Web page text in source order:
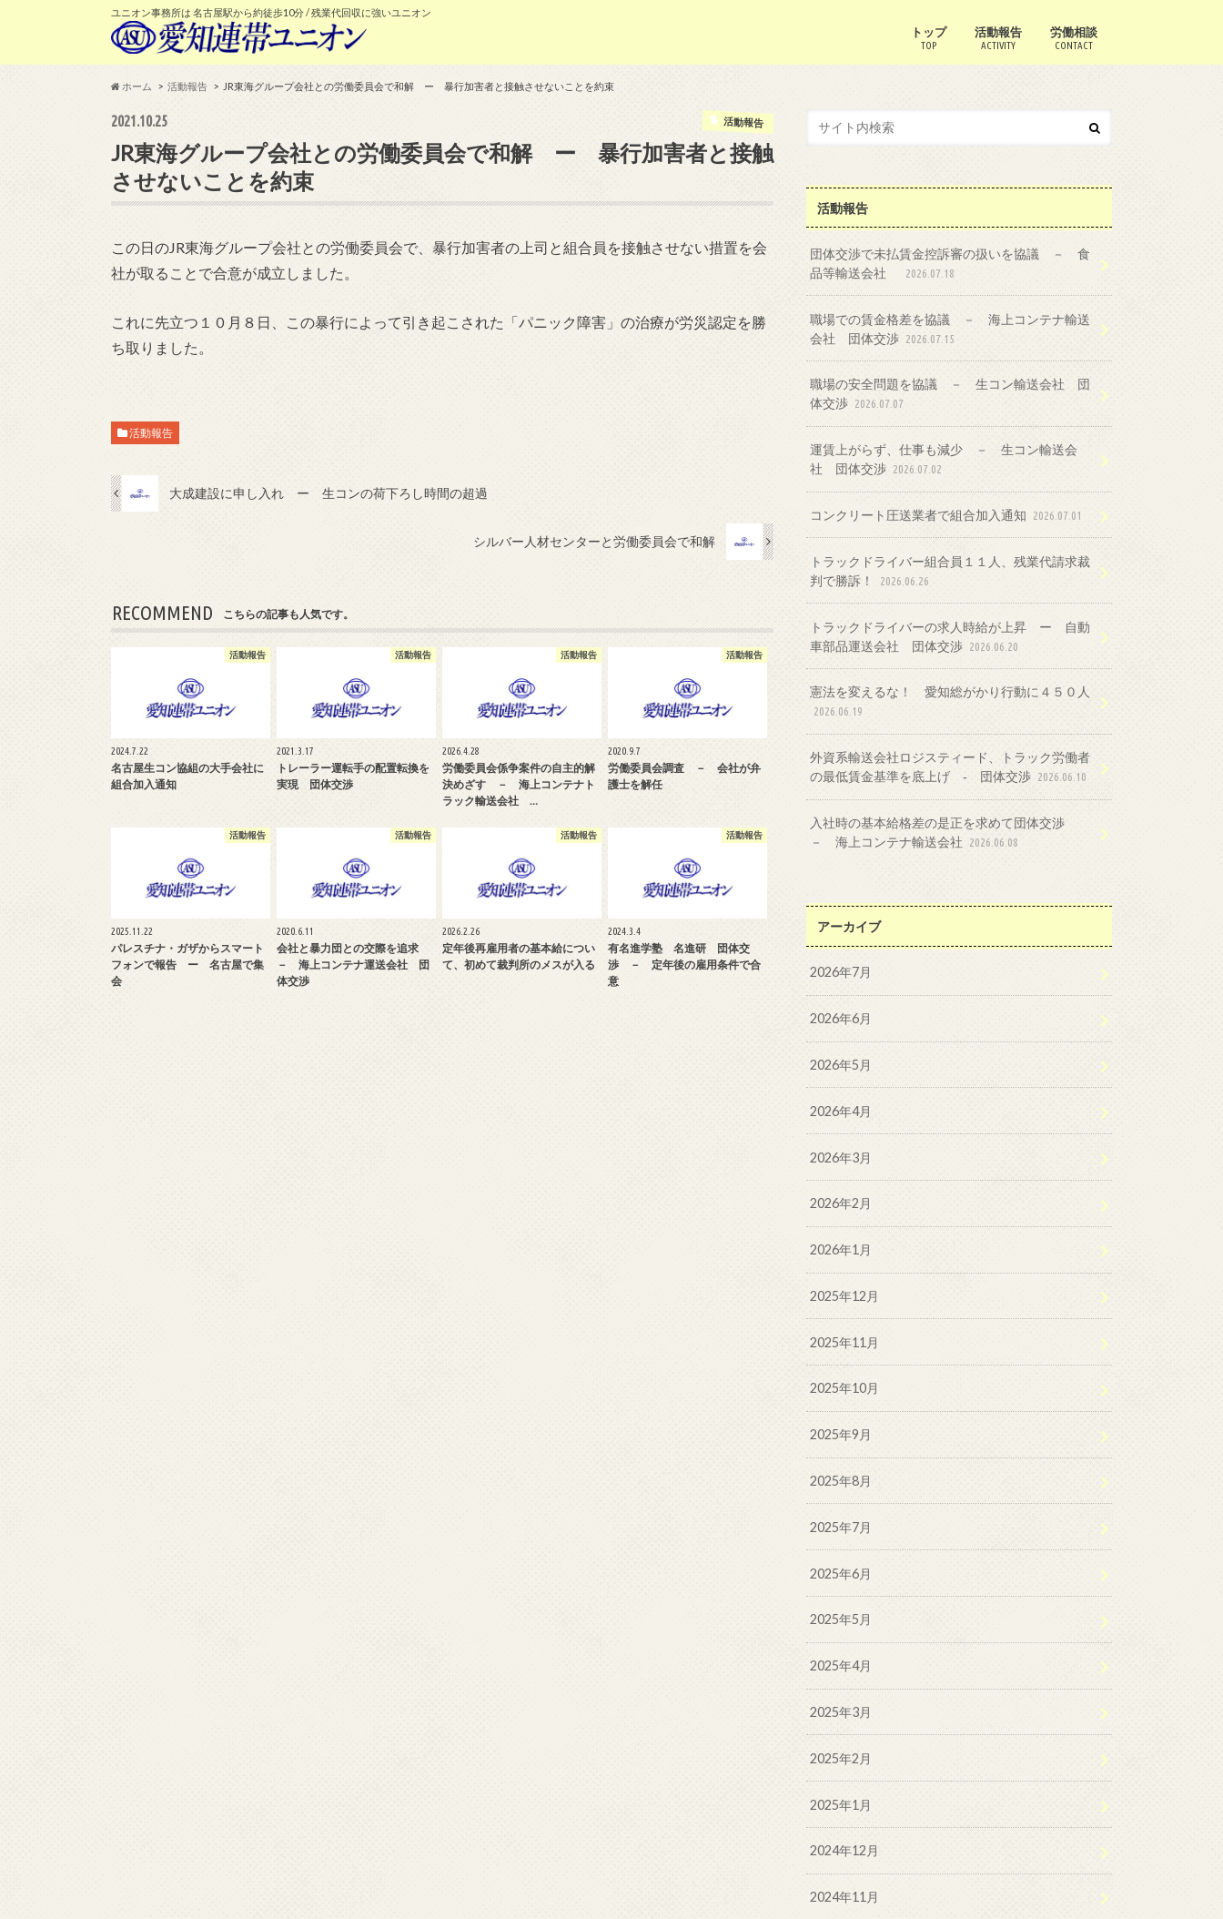
ユニオン事務所は 名古屋駅から約徒歩10分 / 残業代回収に強いユニオン
トップ
TOP
活動報告
ACTIVITY
労働相談
CONTACT
ホーム 活動報告 JR東海グループ会社との労働委員会で和解 ー 暴行加害者と接触させないことを約束
2021.10.25 活動報告
JR東海グループ会社との労働委員会で和解 ー 暴行加害者と接触
させないことを約束
この日のJR東海グループ会社との労働委員会で、暴行加害者の上司と組合員を接触させない措置を会
社が取ることで合意が成立しました。
これに先立つ１０月８日、この暴行によって引き起こされた「パニック障害」の治療が労災認定を勝
ち取りました。
活動報告
大成建設に申し入れ ー 生コンの荷下ろし時間の超過
シルバー人材センターと労働委員会で和解
RECOMMEND こちらの記事も人気です。
活動報告
2024.7.22
名古屋生コン協組の大手会社に
組合加入通知
活動報告
2021.3.17
トレーラー運転手の配置転換を
実現 団体交渉
活動報告
2026.4.28
労働委員会係争案件の自主的解
決めざす － 海上コンテナト
ラック輸送会社 …
活動報告
2020.9.7
労働委員会調査 － 会社が弁
護士を解任
活動報告
2025.11.22
パレスチナ・ガザからスマート
フォンで報告 ー 名古屋で集
会
活動報告
2020.6.11
会社と暴力団との交際を追求
－ 海上コンテナ運送会社 団
体交渉
活動報告
2026.2.26
定年後再雇用者の基本給につい
て、初めて裁判所のメスが入る
活動報告
2024.3.4
有名進学塾 名進研 団体交
渉 － 定年後の雇用条件で合
意
活動報告
団体交渉で未払賃金控訴審の扱いを協議 － 食
品等輸送会社
2026.07.18
職場での賃金格差を協議 － 海上コンテナ輸送
会社 団体交渉 2026.07.15
職場の安全問題を協議 － 生コン輸送会社 団
体交渉 2026.07.07
運賃上がらず、仕事も減少 － 生コン輸送会
社 団体交渉 2026.07.02
コンクリート圧送業者で組合加入通知 2026.07.01
トラックドライバー組合員１１人、残業代請求裁
判で勝訴！
2026.06.26
トラックドライバーの求人時給が上昇 ー 自動
車部品運送会社 団体交渉 2026.06.20
憲法を変えるな！ 愛知総がかり行動に４５０人
2026.06.19
外資系輸送会社ロジスティード、トラック労働者
の最低賃金基準を底上げ ‐ 団体交渉 2026.06.10
入社時の基本給格差の是正を求めて団体交渉
－ 海上コンテナ輸送会社
2026.06.08
アーカイブ
2026年7月
2026年6月
2026年5月
2026年4月
2026年3月
2026年2月
2026年1月
2025年12月
2025年11月
2025年10月
2025年9月
2025年8月
2025年7月
2025年6月
2025年5月
2025年4月
2025年3月
2025年2月
2025年1月
2024年12月
2024年11月